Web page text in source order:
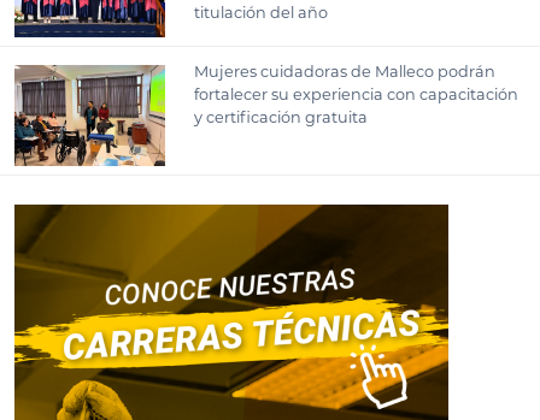
titulación del año
Mujeres cuidadoras de Malleco podrán
fortalecer su experiencia con capacitación
y certificación gratuita